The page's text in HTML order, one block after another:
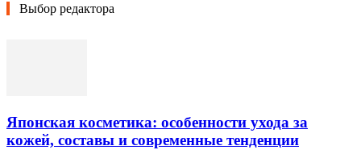
Выбор редактора
Японская косметика: особенности ухода за
кожей, составы и современные тенденции